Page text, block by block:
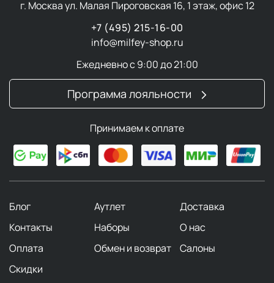
г. Москва ул. Малая Пироговская 16, 1 этаж, офис 12
+7 (495) 215-16-00
info@milfey-shop.ru
Ежедневно с 9:00 до 21:00
Программа лояльности
Принимаем к оплате
Блог Аутлет
Доставка
Контакты
Наборы
О нас
Оплата
Обмен и возврат
Салоны
Скидки